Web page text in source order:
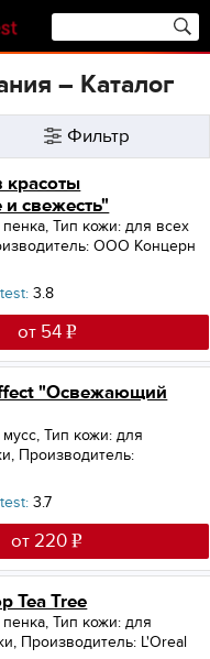
– Каталог
Фильтр
красоты
свежесть"
,Тип кожи: для всех
ООО Концерн
от 54
3.8
"Освежающий
,Тип кожи: для
, Производитель:
от 220
3.7
Tea Tree
,Тип кожи: для
, Производитель: L'Oreal